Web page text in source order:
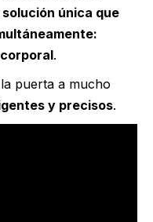
solución única que
.
puerta a mucho
y precisos.